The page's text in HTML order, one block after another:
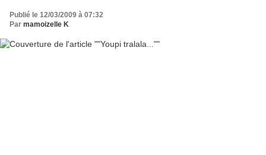
Publié le 12/03/2009 à 07:32
Par mamoizelle K